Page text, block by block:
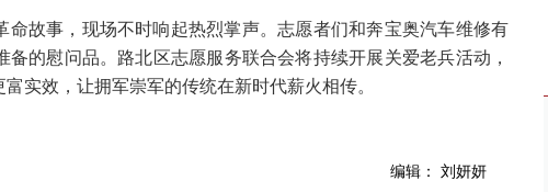
命故事，现场不时响起热烈掌声。志愿者们和奔宝奥汽车维修有
的慰问品。路北区志愿服务联合会将持续开展关爱老兵活动，
实效，让拥军崇军的传统在新时代薪火相传。
编辑： 刘妍妍